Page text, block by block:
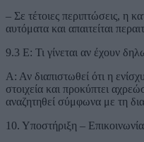
– Σε τέτοιες περιπτώσεις, η
αυτόματα και απαιτείται
9.3 Ε: Τι γίνεται αν έχουν
Α: Αν διαπιστωθεί ότι η
στοιχεία και προκύπτει
αναζητηθεί σύμφωνα με τη
10. Υποστήριξη – Επικοινωνία